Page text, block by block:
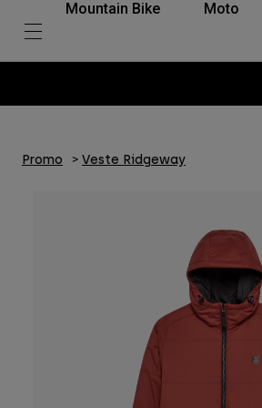
Mountain Bike Moto
Promo Veste Ridgeway